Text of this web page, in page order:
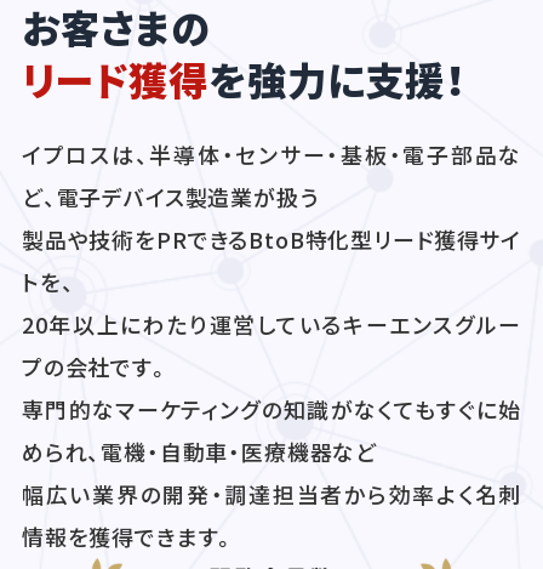
お客さまの
リード獲得を強力に支援！
イプロスは、半導体・センサー・基板・電子部品な
ど、電子デバイス製造業が扱う
製品や技術をPRできるBtoB特化型リード獲得サイ
トを、
20年以上にわたり運営しているキーエンスグルー
プの会社です。
専門的なマーケティングの知識がなくてもすぐに始
められ、電機・自動車・医療機器など
幅広い業界の開発・調達担当者から効率よく名刺
情報を獲得できます。